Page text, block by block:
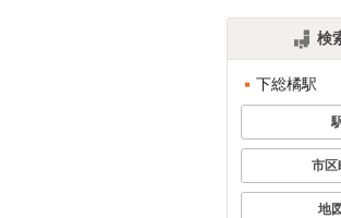
検
下総橘駅
市区
地